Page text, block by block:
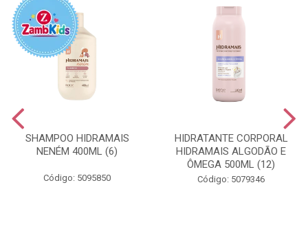
SHAMPOO HIDRAMAIS
NENÉM 400ML (6)
Código: 5095850
HIDRATANTE CORPORAL
HIDRAMAIS ALGODÃO E
ÔMEGA 500ML (12)
Código: 5079346